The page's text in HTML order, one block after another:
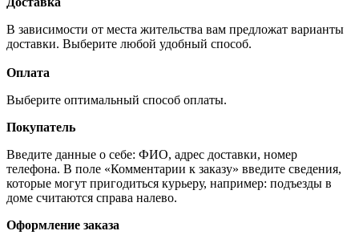
В зависимости от места жительства вам предложат варианты
доставки. Выберите любой удобный способ.
Оплата
Выберите оптимальный способ оплаты.
Покупатель
Введите данные о себе: ФИО, адрес доставки, номер
телефона. В поле «Комментарии к заказу» введите сведения,
которые могут пригодиться курьеру, например: подъезды в
доме считаются справа налево.
Оформление заказа